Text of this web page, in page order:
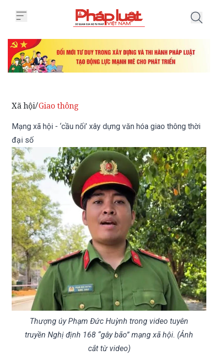
Xã hội/Giao thông
Mạng xã hội - ‘cầu nối’ xây dựng văn hóa giao thông thời
đại số
Thượng úy Phạm Đức Huỳnh trong video tuyên
truyền Nghị định 168 “gây bão” mạng xã hội. (Ảnh
cắt từ video)